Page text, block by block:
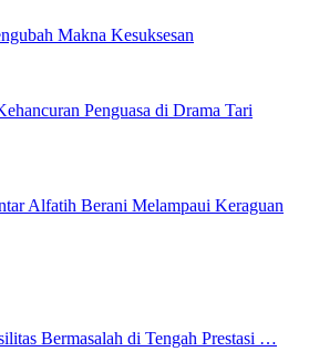
Makna Kesuksesan
Penguasa di Drama Tari
Alfatih Berani Melampaui Keraguan
Bermasalah di Tengah Prestasi …